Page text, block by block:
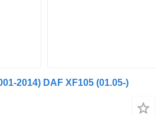
2014) DAF XF105 (01.05-)